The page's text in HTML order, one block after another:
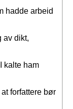
hadde arbeid
av dikt,
kalte ham
forfattere bør